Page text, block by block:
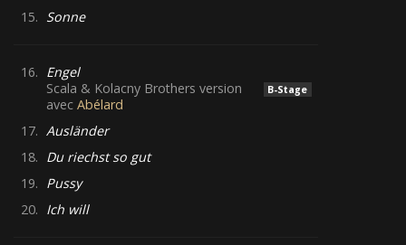
15. Sonne
16. Engel
Scala & Kolacny Brothers version
avec Abélard
B-Stage
17. Ausländer
18. Du riechst so gut
19. Pussy
20. Ich will